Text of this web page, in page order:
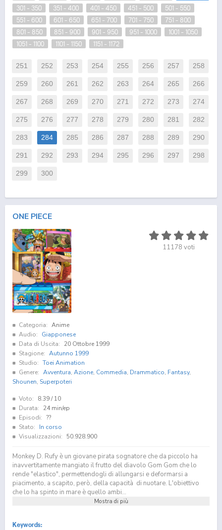
301 - 350
351 - 400 401 - 450 451 - 500
501 - 550
551 - 600
601 - 650 651 - 700 701 - 750
751 - 800
801 - 850
851 - 900 901 - 950 951 - 1000
1001 - 1050
1051 - 1100
1101 - 1150 1151 - 1172
251 252 253 254 255 256 257 258
259 260 261 262 263 264 265 266
267 268 269 270 271 272 273 274
275 276 277 278 279 280 281 282
283 284 285 286 287 288 289 290
291 292 293 294 295 296 297 298
299 300
ONE PIECE
11178 voti
Categoria: Anime
Audio:
Giapponese
Data di Uscita:
20 Ottobre 1999
Stagione: Autunno 1999
Studio: Toei Animation
Genere: Avventura, Azione, Commedia, Drammatico, Fantasy,
Shounen, Superpoteri
Voto: 8.39/ 10
Durata:
24 min/ep
Episodi: ??
Stato:
In corso
Visualizzazioni:
50.928.900
Monkey D. Rufy è un giovane pirata sognatore che da piccolo ha
inavvertitamente mangiato il frutto del diavolo Gom Gom che lo
rende "elastico", permettendogli di allungarsi e deformarsi a
piacimento, a scapito, però, della capacità di nuotare. L'obiettivo
che lo ha spinto in mare è quello ambi...
Mostra di più
Keywords: